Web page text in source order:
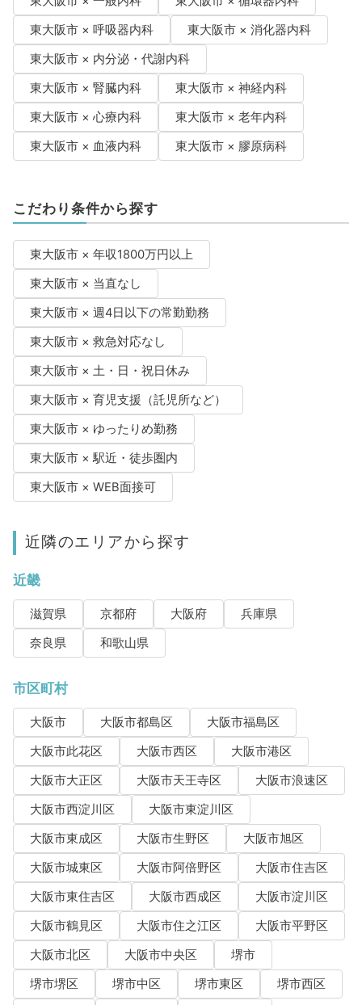
東大阪市 × 呼吸器内科
東大阪市 × 消化器内科
東大阪市 × 内分泌・代謝内科
東大阪市 × 腎臓内科
東大阪市 × 神経内科
東大阪市 × 心療内科
東大阪市 × 老年内科
東大阪市 × 血液内科
東大阪市 × 膠原病科
こだわり条件から探す
東大阪市 × 年収1800万円以上
東大阪市 × 当直なし
東大阪市 × 週4日以下の常勤勤務
東大阪市 × 救急対応なし
東大阪市 × 土・日・祝日休み
東大阪市 × 育児支援（託児所など）
東大阪市 × ゆったりめ勤務
東大阪市 × 駅近・徒歩圏内
東大阪市 × WEB面接可
近隣のエリアから探す
近畿
滋賀県 京都府 大阪府
兵庫県
奈良県
和歌山県
市区町村
大阪市 大阪市都島区
大阪市福島区
大阪市此花区
大阪市西区
大阪市港区
大阪市大正区
大阪市天王寺区
大阪市浪速区
大阪市西淀川区
大阪市東淀川区
大阪市東成区
大阪市生野区
大阪市旭区
大阪市城東区
大阪市阿倍野区
大阪市住吉区
大阪市東住吉区
大阪市西成区
大阪市淀川区
大阪市鶴見区
大阪市住之江区
大阪市平野区
大阪市北区
大阪市中央区
堺市
堺市堺区
堺市中区 堺市東区
堺市西区